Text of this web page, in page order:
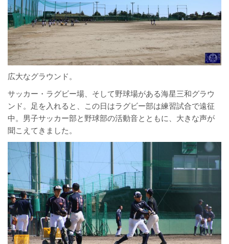
広大なグラウンド。
サッカー・ラグビー場、そして野球場がある海星三和グラウ
ンド。足を入れると、この日はラグビー部は練習試合で遠征
中。男子サッカー部と野球部の活動音とともに、大きな声が
聞こえてきました。